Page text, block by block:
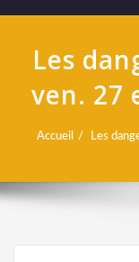
Les
ven. 27
Accueil Les